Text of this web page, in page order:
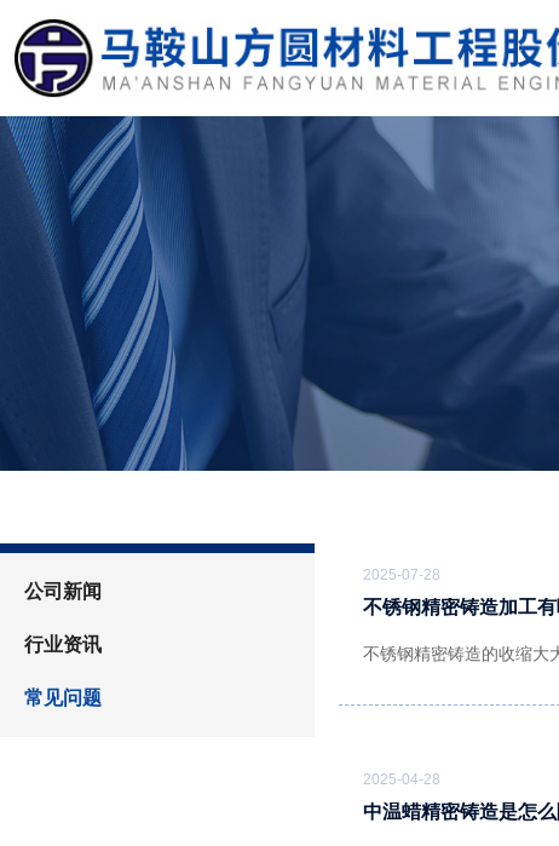
公司新闻
行业资讯
常见问题
2025-07-28
不锈钢精密铸造加工
不锈钢精密铸造的收缩大
2025-04-28
中温蜡精密铸造是怎么